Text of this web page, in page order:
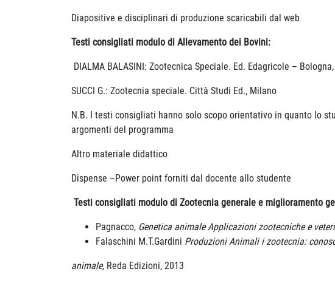
Diapositive e disciplinari di produzione scaricabili dal web
Testi consigliati modulo di Allevamento dei Bovini:
DIALMA BALASINI: Zootecnica Speciale. Ed. Edagricole –
SUCCI G.: Zootecnia speciale. Città Studi Ed., Milano
N.B. I testi consigliati hanno solo scopo orientativo in quanto lo
argomenti del programma
Altro materiale didattico
Dispense –Power point forniti dal docente allo studente
Testi consigliati modulo di Zootecnia generale e miglioramento
Pagnacco, Genetica animale Applicazioni zootecniche e
Falaschini M.T.Gardini Produzioni Animali i zootecnia:
animale, Reda Edizioni, 2013